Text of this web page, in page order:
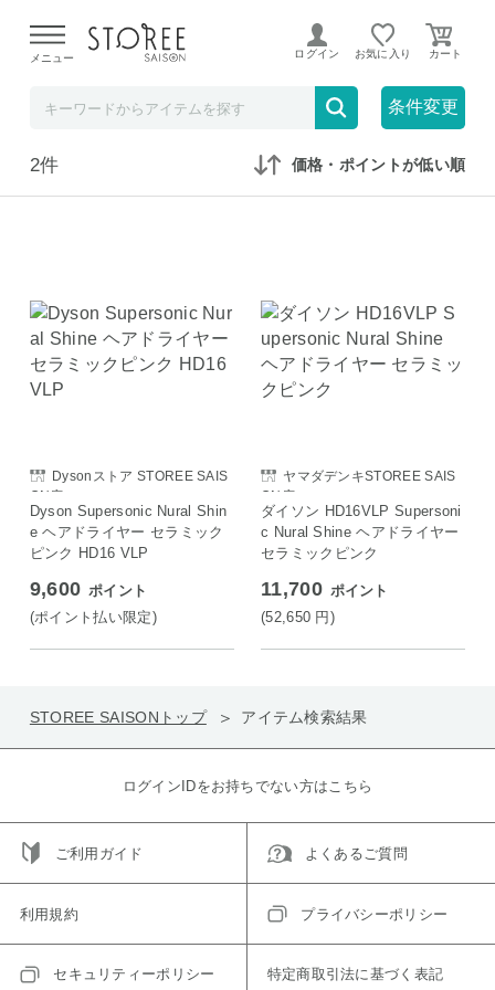
よる配送遅延が発生しております。
メニュー ログイン お気に入り
条件変更
在庫なしも表示 セール対象のみ
2件 価格・ポイントが低い順
Dysonストア STOREE SAIS
ON店
Dyson Supersonic Nural Shin
e ヘアドライヤー セラミック
ピンク HD16 VLP
9,600 ポイント
(ポイント払い限定)
ヤマダデンキSTOREE SAIS
ON店
ダイソン HD16VLP Supersoni
c Nural Shine ヘアドライヤー
セラミックピンク
11,700 ポイント
(52,650 円)
STOREE SAISONトップ アイテム検索結果
ログインIDをお持ちでない方はこちら
ご利用ガイド よくあるご質問
利用規約 プライバシーポリシー
セキュリティーポリシー 特定商取引法に基づく表記